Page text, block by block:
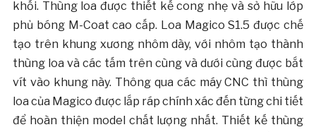
khối. Thùng loa được thiết kế cong nhẹ và sở hữu lớp
phủ bóng M-Coat cao cấp. Loa Magico S1.5 được chế
tạo trên khung xương nhôm dày, với nhôm tạo thành
thùng loa và các tấm trên cùng và dưới cùng được bắt
vít vào khung này. Thông qua các máy CNC thì thùng
loa của Magico được lắp ráp chính xác đến từng chi tiết
để hoàn thiện model chất lượng nhất. Thiết kế thùng